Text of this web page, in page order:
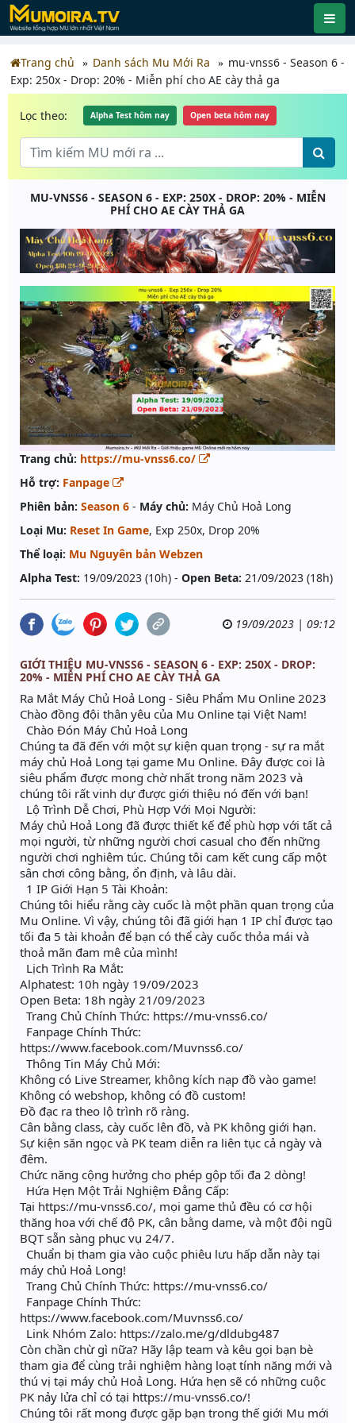
Trang chủ Danh sách Mu Mới Ra
mu-vnss6 - Season 6 -
Exp: 250x - Drop: 20% - Miễn phí cho AE cày thả ga
Lọc theo: Alpha Test hôm nay Open beta hôm nay
MU-VNSS6 - SEASON 6 - EXP: 250X - DROP: 20% - MIỄN
PHÍ CHO AE CÀY THẢ GA
Trang chủ: https://mu-vnss6.co/
Hỗ trợ: Fanpage
Phiên bản: Season 6 - Máy chủ: Máy Chủ Hoả Long
Loại Mu: Reset In Game, Exp 250x, Drop 20%
Thể loại: Mu Nguyên bản Webzen
Alpha Test: 19/09/2023 (10h) - Open Beta: 21/09/2023 (18h)
19/09/2023 | 09:12
GIỚI THIỆU MU-VNSS6 - SEASON 6 - EXP: 250X - DROP:
20% - MIỄN PHÍ CHO AE CÀY THẢ GA
Ra Mắt Máy Chủ Hoả Long - Siêu Phẩm Mu Online 2023
Chào đồng đội thân yêu của Mu Online tại Việt Nam!
Chào Đón Máy Chủ Hoả Long
Chúng ta đã đến với một sự kiện quan trọng - sự ra mắt
máy chủ Hoả Long tại game Mu Online. Đây được coi là
siêu phẩm được mong chờ nhất trong năm 2023 và
chúng tôi rất vinh dự được giới thiệu nó đến với bạn!
Lộ Trình Dễ Chơi, Phù Hợp Với Mọi Người:
Máy chủ Hoả Long đã được thiết kế để phù hợp với tất cả
mọi người, từ những người chơi casual cho đến những
người chơi nghiêm túc. Chúng tôi cam kết cung cấp một
sân chơi công bằng, ổn định, và lâu dài.
1 IP Giới Hạn 5 Tài Khoản:
Chúng tôi hiểu rằng cày cuốc là một phần quan trọng của
Mu Online. Vì vậy, chúng tôi đã giới hạn 1 IP chỉ được tạo
tối đa 5 tài khoản để bạn có thể cày cuốc thỏa mái và
thoả mãn đam mê của mình!
Lịch Trình Ra Mắt:
Alphatest: 10h ngày 19/09/2023
Open Beta: 18h ngày 21/09/2023
Trang Chủ Chính Thức: https://mu-vnss6.co/
Fanpage Chính Thức:
https://www.facebook.com/Muvnss6.co/
Thông Tin Máy Chủ Mới:
Không có Live Streamer, không kích nạp đồ vào game!
Không có webshop, không có đồ custom!
Đồ đạc ra theo lộ trình rõ ràng.
Cân bằng class, cày cuốc lên đồ, và PK không giới hạn.
Sự kiện săn ngọc và PK team diễn ra liên tục cả ngày và
đêm.
Chức năng cộng hưởng cho phép gộp tối đa 2 dòng!
Hứa Hẹn Một Trải Nghiệm Đẳng Cấp:
Tại https://mu-vnss6.co/, mọi game thủ đều có cơ hội
thăng hoa với chế độ PK, cân bằng dame, và một đội ngũ
BQT sẵn sàng phục vụ 24/7.
Chuẩn bị tham gia vào cuộc phiêu lưu hấp dẫn này tại
máy chủ Hoả Long!
Trang Chủ Chính Thức: https://mu-vnss6.co/
Fanpage Chính Thức:
https://www.facebook.com/Muvnss6.co/
Link Nhóm Zalo: https://zalo.me/g/dldubg487
Còn chần chừ gì nữa? Hãy lập team và kêu gọi bạn bè
tham gia để cùng trải nghiệm hàng loạt tính năng mới và
thú vị tại máy chủ Hoả Long. Hứa hẹn sẽ có những cuộc
PK nảy lửa chỉ có tại https://mu-vnss6.co/!
Chúng tôi rất mong được gặp bạn trong thế giới Mu mới